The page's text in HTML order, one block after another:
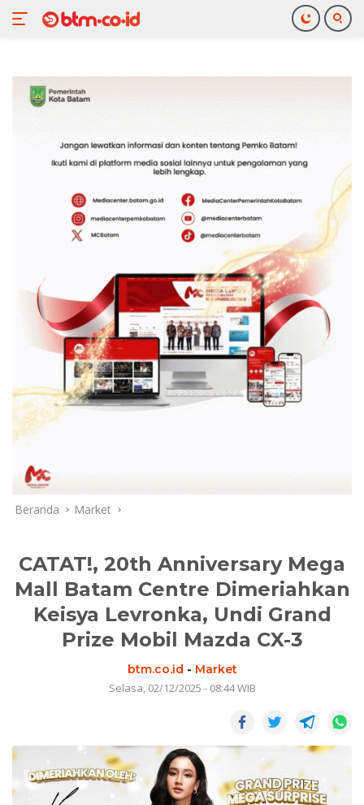
konten
Beranda Market
CATAT!, 20th Anniversary Mega
Mall Batam Centre Dimeriahkan
Keisya Levronka, Undi Grand
Prize Mobil Mazda CX-3
btm.co.id - Market
Selasa, 02/12/2025 - 08:44 WIB